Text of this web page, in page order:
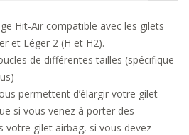
Hit-Air compatible avec les gilets
et Léger 2 (H et H2).
de différentes tailles (spécifique
permettent d’élargir votre gilet
si vous venez à porter des
votre gilet airbag, si vous devez